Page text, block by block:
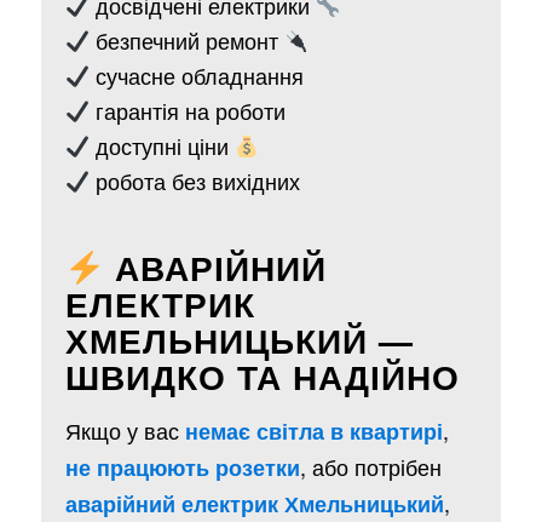
безпечний ремонт
сучасне обладнання
гарантія на роботи
доступні ціни
робота без вихідних
АВАРІЙНИЙ
ЕЛЕКТРИК
ХМЕЛЬНИЦЬКИЙ —
ШВИДКО ТА НАДІЙНО
Якщо у вас немає світла в квартирі,
не працюють розетки, або потрібен
аварійний електрик Хмельницький,